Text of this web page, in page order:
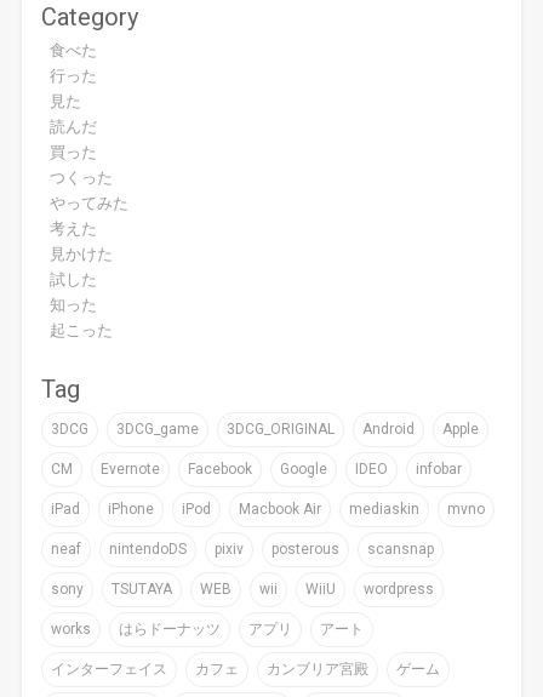
Category
食べた
行った
見た
読んだ
買った
つくった
やってみた
考えた
見かけた
試した
知った
起こった
Tag
3DCG 3DCG_game 3DCG_ORIGINAL Android Apple
CM Evernote Facebook Google IDEO infobar
iPad iPhone iPod Macbook Air mediaskin mvno
neaf nintendoDS pixiv posterous scansnap
sony TSUTAYA WEB wii WiiU wordpress
works はらドーナッツ アプリ アート
インターフェイス カフェ カンブリア宮殿 ゲーム